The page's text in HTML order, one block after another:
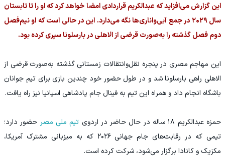
این گزارش می‌افزاید که عبدالكريم قراردادی امضا خواهد کرد که او را تا تابستان
سال ۲۰۲۹ در جمع آبی‌واناری‌ها نگه می‌دارد. این در حالی است که او نیم‌فصل
دوم فصل گذشته را به‌صورت قرضی از الاهلی در بارسلونا سپری کرده بود.
این مهاجم مصری در پنجره نقل‌وانتقالات زمستانی گذشته به‌صورت قرضی از
الاهلی راهی بارسلونا شد و در طول حضور خود چندین بازی برای تیم جوانان
باشگاه انجام داد و همراه این تیم به فینال جام پادشاهی اسپانیا نیز راه یافت.
حمزه عبدالكريم ۱۸ ساله در حال حاضر در اردوی تیم ملی مصر حضور دارد؛
تیمی که در رقابت‌های جام جهانی ۲۰۲۶ که به میزبانی مشترک آمریکا،
مکزیک و کانادا برگزار می‌شود، شرکت کرده است.